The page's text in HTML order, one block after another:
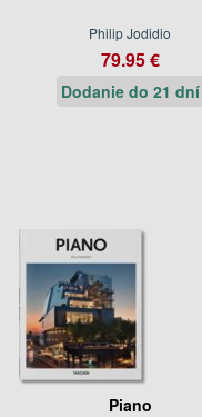
Philip Jodidio
79.95 €
Dodanie do 21 dní
Piano